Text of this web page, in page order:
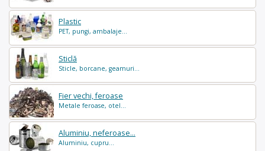
Plastic
PET, pungi, ambalaje...
Sticlă
Sticle, borcane, geamuri...
Fier vechi, feroase
Metale feroase, otel...
Aluminiu, neferoase...
Aluminiu, cupru...